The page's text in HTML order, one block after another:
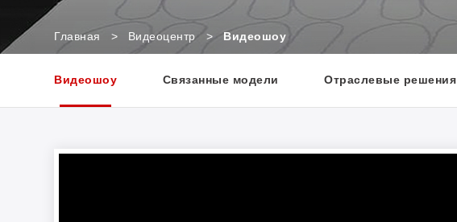
Главная > Видеоцентр > Видеошоу
Видеошоу Связанные модели Отраслевые решения